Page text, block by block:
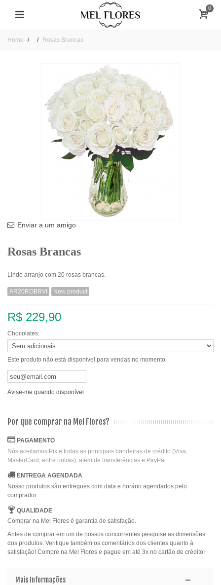
0
Home Rosas Brancas
Enviar a um amigo
Rosas Brancas
Lindo arranjo com 20 rosas brancas.
AR20ROBRVI New product
R$ 229,90
Chocolates:
Este produto não está disponível para vendas no momento
Avise-me quando disponível
Por que comprar na Mel Flores?
PAGAMENTO
Nós aceitamos Pix e todas as principais bandeiras de crédito (Visa,
MasterCard, entre outras), além de transferências e PayPal.
ENTREGA AGENDADA
Nosso produtos são entregues com data e horário agendados pelo
comprador.
QUALIDADE
Comprar na Mel Flores é garantia de satisfação.
Antes de comprar em um de nossos concorrentes pesquise as dimensões
dos produtos. Verifique também os comentários dos clientes quanto à
satisfação! Compre na Mel Flores e pague em até 3x no cartão de crédito!
Mais Informações